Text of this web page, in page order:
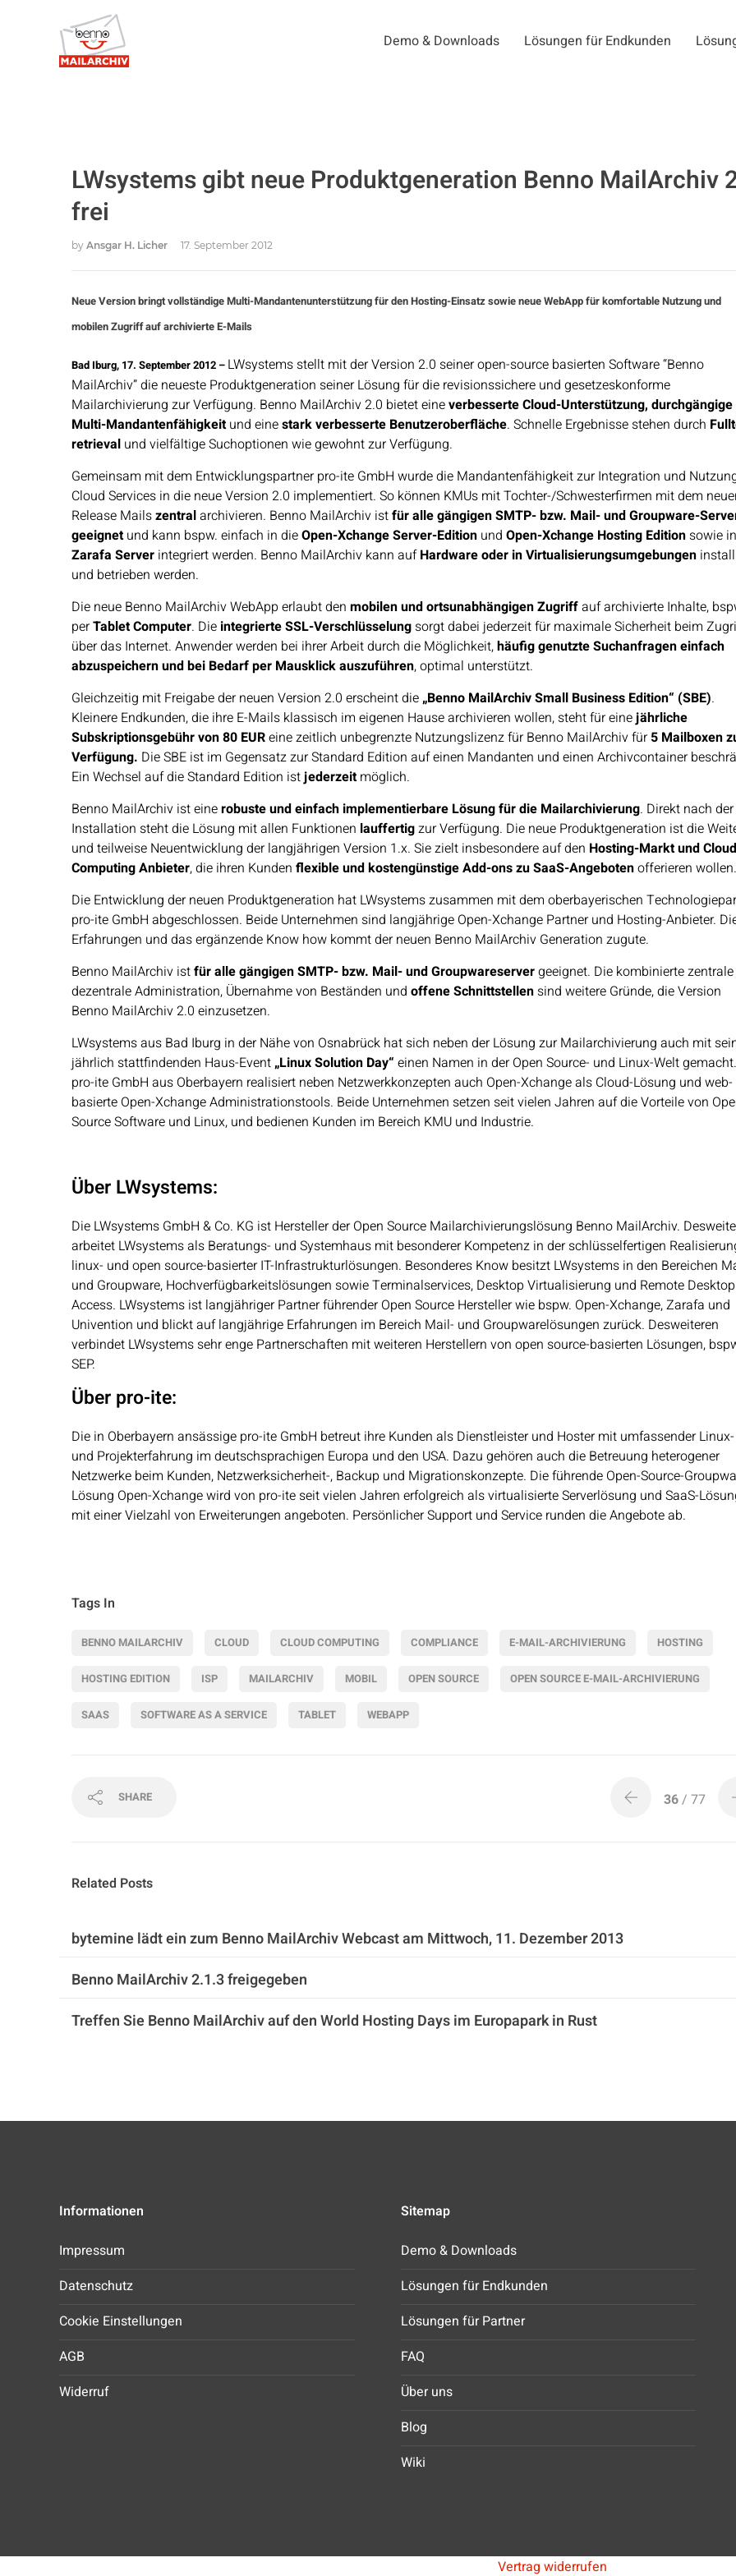
Demo & Downloads Lösungen für Endkunden
LWsystems gibt neue Produktgeneration Benno MailArchiv
frei
by Ansgar H. Licher 17. September 2012
Neue Version bringt vollständige Multi-Mandantenunterstützung für den Hosting-Einsatz sowie neue WebApp für komfortable Nutzung und
mobilen Zugriff auf archivierte E-Mails
Bad Iburg, 17. September 2012 – LWsystems stellt mit der Version 2.0 seiner open-source basierten Software “Benno
MailArchiv” die neueste Produktgeneration seiner Lösung für die revisionssichere und gesetzeskonforme
Mailarchivierung zur Verfügung. Benno MailArchiv 2.0 bietet eineverbesserte Cloud-Unterstützung, durchgängige
Multi-Mandantenfähigkeitund einestark verbesserte Benutzeroberfläche. Schnelle Ergebnisse stehen durch
retrieval und vielfältige Suchoptionen wie gewohnt zur Verfügung.
Gemeinsam mit dem Entwicklungspartner pro-ite GmbH wurde die Mandantenfähigkeit zur Integration und
Cloud Services in die neue Version 2.0 implementiert. So können KMUs mit Tochter-/Schwesterfirmen mit dem
Release Mailszentralarchivieren. Benno MailArchiv istfür alle gängigen SMTP- bzw. Mail- und Groupware-
geeignetund kann bspw. einfach in dieOpen-Xchange Server-Edition und Open-Xchange Hosting Edition sowie in
Zarafa Server integriert werden. Benno MailArchiv kann aufHardware oder in Virtualisierungsumgebungen
und betrieben werden.
Die neue Benno MailArchiv WebApp erlaubt den mobilen und ortsunabhängigen Zugriffauf archivierte Inhalte,
perTablet Computer. Die integrierte SSL-Verschlüsselung sorgt dabei jederzeit für maximale Sicherheit beim
über das Internet. Anwender werden bei ihrer Arbeit durch die Möglichkeit,häufig genutzte Suchanfragen einfach
abzuspeichern und bei Bedarf per Mausklick auszuführen, optimal unterstützt.
Gleichzeitig mit Freigabe der neuen Version 2.0 erscheint die„Benno MailArchiv Small Business Edition“ (SBE).
Kleinere Endkunden, die ihre E-Mails klassisch im eigenen Hause archivieren wollen, steht für einejährliche
Subskriptionsgebühr von 80 EUReine zeitlich unbegrenzte Nutzungslizenz für Benno MailArchiv für 5 Mailboxen
Verfügung. Die SBE ist im Gegensatz zur Standard Edition auf einen Mandanten und einen Archivcontainer
Ein Wechsel auf die Standard Edition istjederzeitmöglich.
Benno MailArchiv ist einerobuste und einfach implementierbare Lösung für die Mailarchivierung. Direkt nach der
Installation steht die Lösung mit allen Funktionen lauffertigzur Verfügung. Die neue Produktgeneration ist die
und teilweise Neuentwicklung der langjährigen Version 1.x. Sie zielt insbesondere auf den Hosting-Markt und Cloud
Computing Anbieter, die ihren Kunden flexible und kostengünstige Add-ons zu SaaS-Angebotenofferieren wollen.
Die Entwicklung der neuen Produktgeneration hat LWsystems zusammen mit dem oberbayerischen
pro-ite GmbH abgeschlossen. Beide Unternehmen sind langjährige Open-Xchange Partner und Hosting-Anbieter.
Erfahrungen und das ergänzende Know how kommt der neuen Benno MailArchiv Generation zugute.
Benno MailArchiv istfür alle gängigen SMTP- bzw. Mail- und Groupwareservergeeignet. Die kombinierte
dezentrale Administration, Übernahme von Beständen und offene Schnittstellen sind weitere Gründe, die Version
Benno MailArchiv 2.0 einzusetzen.
LWsystems aus Bad Iburg in der Nähe von Osnabrück hat sich neben der Lösung zur Mailarchivierung auch mit
jährlich stattfindenden Haus-Event„Linux Solution Day“ einen Namen in der Open Source- und Linux-Welt
pro-ite GmbH aus Oberbayern realisiert neben Netzwerkkonzepten auch Open-Xchange als Cloud-Lösung und web-
basierte Open-Xchange Administrationstools. Beide Unternehmen setzen seit vielen Jahren auf die Vorteile von
Source Software und Linux, und bedienen Kunden im Bereich KMU und Industrie.
Über LWsystems:
Die LWsystems GmbH & Co. KG ist Hersteller der Open Source Mailarchivierungslösung Benno MailArchiv.
arbeitet LWsystems als Beratungs- und Systemhaus mit besonderer Kompetenz in der schlüsselfertigen
linux- und open source-basierter IT-Infrastrukturlösungen. Besonderes Know besitzt LWsystems in den Bereichen
und Groupware, Hochverfügbarkeitslösungen sowie Terminalservices, Desktop Virtualisierung und Remote Desktop
Access. LWsystems ist langjähriger Partner führender Open Source Hersteller wie bspw. Open-Xchange, Zarafa und
Univention und blickt auf langjährige Erfahrungen im Bereich Mail- und Groupwarelösungen zurück. Desweiteren
verbindet LWsystems sehr enge Partnerschaften mit weiteren Herstellern von open source-basierten Lösungen,
SEP.
Über pro-ite:
Die in Oberbayern ansässige pro-ite GmbH betreut ihre Kunden als Dienstleister und Hoster mit umfassender Linux-
und Projekterfahrung im deutschsprachigen Europa und den USA. Dazu gehören auch die Betreuung heterogener
Netzwerke beim Kunden, Netzwerksicherheit-, Backup und Migrationskonzepte. Die führende Open-Source-
Lösung Open-Xchange wird von pro-ite seit vielen Jahren erfolgreich als virtualisierte Serverlösung und SaaS-
mit einer Vielzahl von Erweiterungen angeboten. Persönlicher Support und Service runden die Angebote ab.
Tags In
BENNO MAILARCHIV CLOUD CLOUD COMPUTING COMPLIANCE E-MAIL-ARCHIVIERUNG HOSTING
HOSTING EDITION ISP MAILARCHIV MOBIL OPEN SOURCE OPEN SOURCE E-MAIL-ARCHIVIERUNG
SAAS SOFTWARE AS A SERVICE TABLET WEBAPP
SHARE 36/ 77
Related Posts
bytemine lädt ein zum Benno MailArchiv Webcast am Mittwoch, 11. Dezember 2013
Benno MailArchiv 2.1.3 freigegeben
Treffen Sie Benno MailArchiv auf den World Hosting Days im Europapark in Rust
Informationen
Impressum
Datenschutz
Cookie Einstellungen
AGB
Widerruf
Sitemap
Demo & Downloads
Lösungen für Endkunden
Lösungen für Partner
FAQ
Über uns
Blog
Wiki
Vertrag widerrufen